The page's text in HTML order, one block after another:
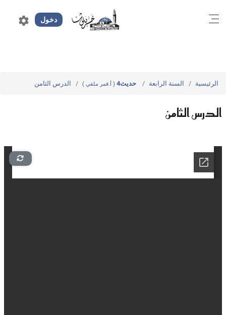
دخول settings
الرئيسية السنة الرابعة حديث4 ( أ.قمر ملقي ) الدرس الثامن
الدرس الثامن